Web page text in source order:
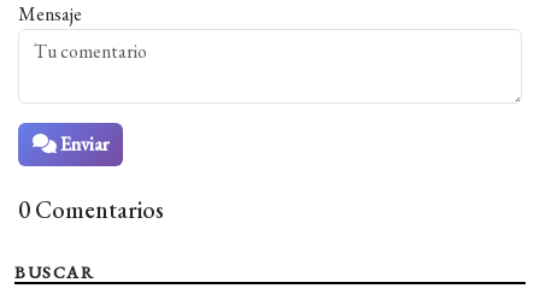
Mensaje
Enviar
0 Comentarios
BUSCAR